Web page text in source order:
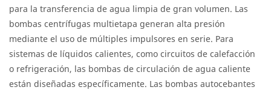
para la transferencia de agua limpia de gran volumen. Las
bombas centrífugas multietapa generan alta presión
mediante el uso de múltiples impulsores en serie. Para
sistemas de líquidos calientes, como circuitos de calefacción
o refrigeración, las bombas de circulación de agua caliente
están diseñadas específicamente. Las bombas autocebantes